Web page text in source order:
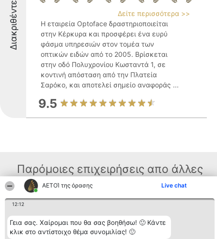
ΑΕΤΟΊ της όρασης Live chat
12:12
Γεια σας. Χαίρομαι που θα σας βοηθήσω! 🙂 Κάντε
κλικ στο αντίστοιχο θέμα συνομιλίας! 🙂
Διακριθέντες
Δείτε περισσότερα >>
Η εταιρεία Optoface δραστηριοποιείται
στην Κέρκυρα και προσφέρει ένα ευρύ
φάσμα υπηρεσιών στον τομέα των
οπτικών ειδών από το 2005. Βρίσκεται
στην οδό Πολυχρονίου Κωσταντά 1, σε
κοντινή απόσταση από την Πλατεία
Σαρόκο, και αποτελεί σημείο αναφοράς ...
9.5
Παρόμοιες επιχειρήσεις απο άλλες
περιοχές
Διοργανωτής της
κατάταξης
BEAUTIFUL COMPANY
Κατάταξη
Διακριθέντες
Λίστα όλων
Επικοινωνία
Επικοινωνία